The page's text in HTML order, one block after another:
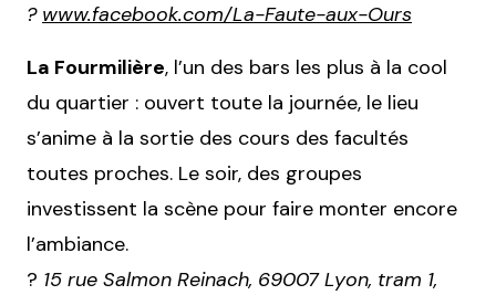
? www.facebook.com/La-Faute-aux-Ours
La Fourmilière, l’un des bars les plus à la cool
du quartier : ouvert toute la journée, le lieu
s’anime à la sortie des cours des facultés
toutes proches. Le soir, des groupes
investissent la scène pour faire monter encore
l’ambiance.
? 15 rue Salmon Reinach, 69007 Lyon, tram 1,